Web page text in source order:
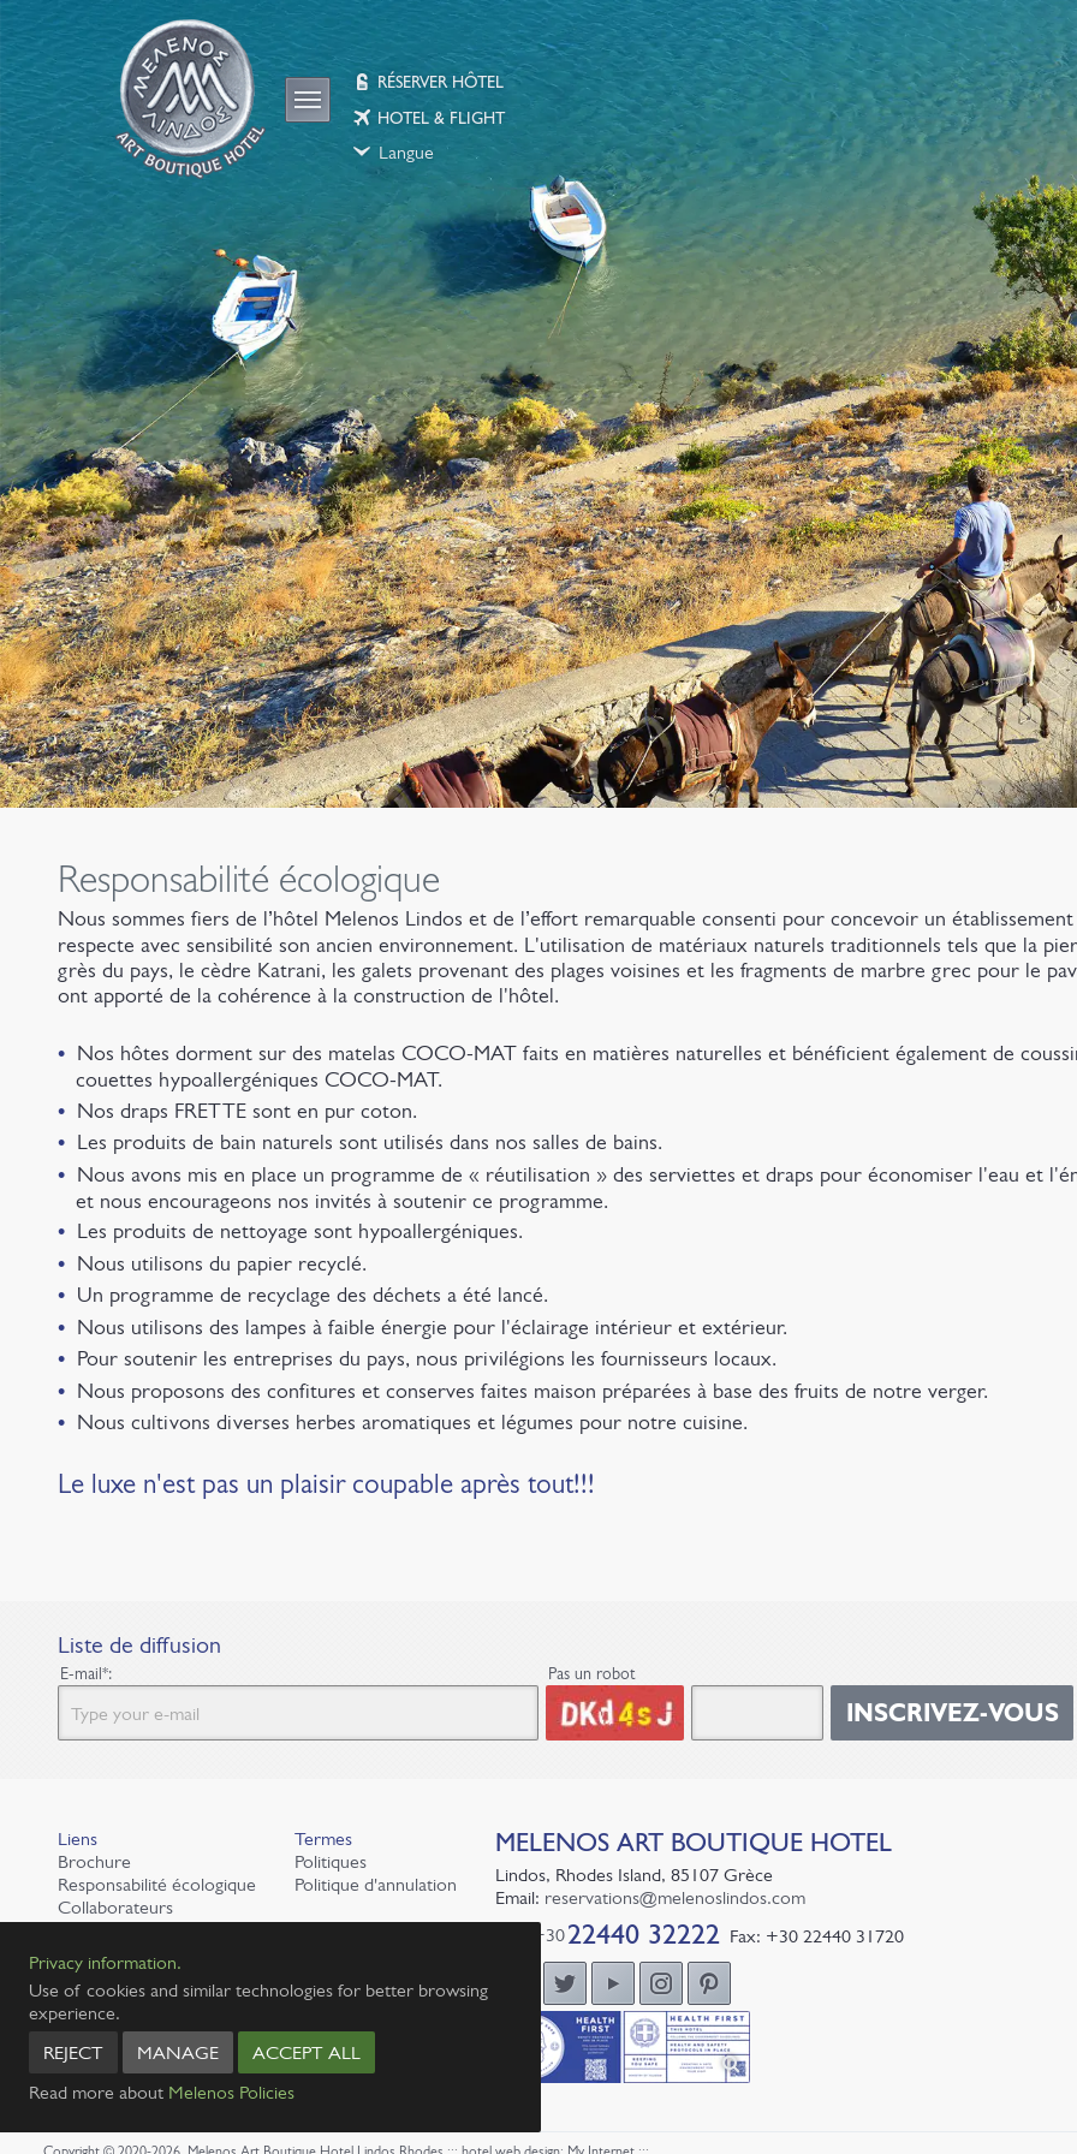
RÉSERVER HÔTEL
HOTEL & FLIGHT
Langue
Responsabilité écologique
Nous sommes fiers de l’hôtel Melenos Lindos et de l’effort remarquable consenti pour concevoir un
respecte avec sensibilité son ancien environnement. L'utilisation de matériaux naturels traditionnels tels que la
grès du pays, le cèdre Katrani, les galets provenant des plages voisines et les fragments de marbre grec pour le
ont apporté de la cohérence à la construction de l'hôtel.
Nos hôtes dorment sur des matelas COCO-MAT faits en matières naturelles et bénéficient également de
couettes hypoallergéniques COCO-MAT.
Nos draps FRETTE sont en pur coton.
Les produits de bain naturels sont utilisés dans nos salles de bains.
Nous avons mis en place un programme de « réutilisation » des serviettes et draps pour économiser l'eau et
et nous encourageons nos invités à soutenir ce programme.
Les produits de nettoyage sont hypoallergéniques.
Nous utilisons du papier recyclé.
Un programme de recyclage des déchets a été lancé.
Nous utilisons des lampes à faible énergie pour l'éclairage intérieur et extérieur.
Pour soutenir les entreprises du pays, nous privilégions les fournisseurs locaux.
Nous proposons des confitures et conserves faites maison préparées à base des fruits de notre verger.
Nous cultivons diverses herbes aromatiques et légumes pour notre cuisine.
Le luxe n'est pas un plaisir coupable après tout!!!
Liste de diffusion
E-mail*: Pas un robot
INSCRIVEZ-VOUS
Liens
Brochure
Responsabilité écologique
Collaborateurs
Termes
Politiques
Politique d'annulation
1476K910A0391201 Villa Melenos
MELENOS ART BOUTIQUE HOTEL
Lindos, Rhodes Island, 85107 Grèce
Email: reservations@melenoslindos.com
+3022440 32222 Fax: +30 22440 31720
Privacy information.
Use of cookies and similar technologies for better browsing
experience.
REJECT
MANAGE
ACCEPT ALL
Read more about Melenos Policies